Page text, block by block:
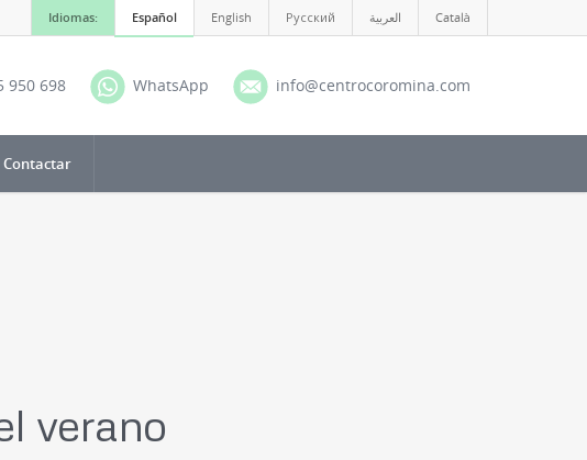
Idiomas: Español English Русский العربية Català
950 698 WhatsApp info@centrocoromina.com
Contactar
verano